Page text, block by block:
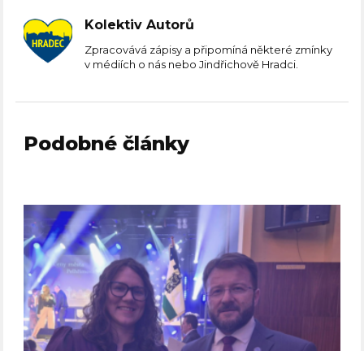
Kolektiv Autorů
Zpracovává zápisy a připomíná některé zmínky
v médiích o nás nebo Jindřichově Hradci.
Podobné články